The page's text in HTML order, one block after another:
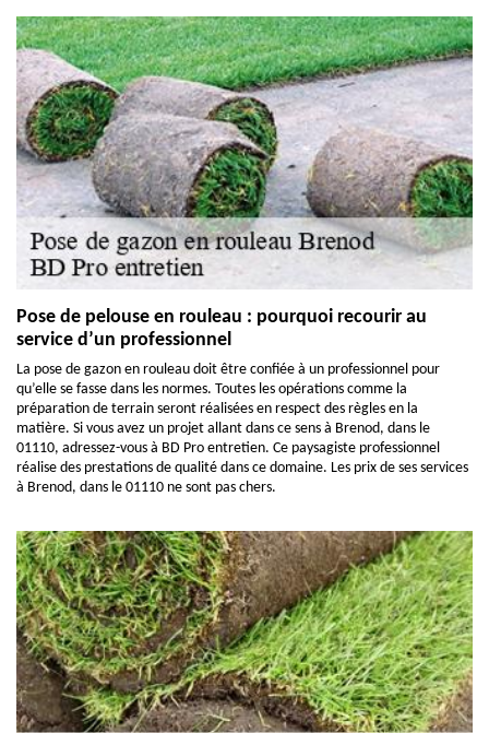
Pose de pelouse en rouleau : pourquoi recourir au
service d’un professionnel
La pose de gazon en rouleau doit être confiée à un professionnel pour
qu’elle se fasse dans les normes. Toutes les opérations comme la
préparation de terrain seront réalisées en respect des règles en la
matière. Si vous avez un projet allant dans ce sens à Brenod, dans le
01110, adressez-vous à BD Pro entretien. Ce paysagiste professionnel
réalise des prestations de qualité dans ce domaine. Les prix de ses services
à Brenod, dans le 01110 ne sont pas chers.